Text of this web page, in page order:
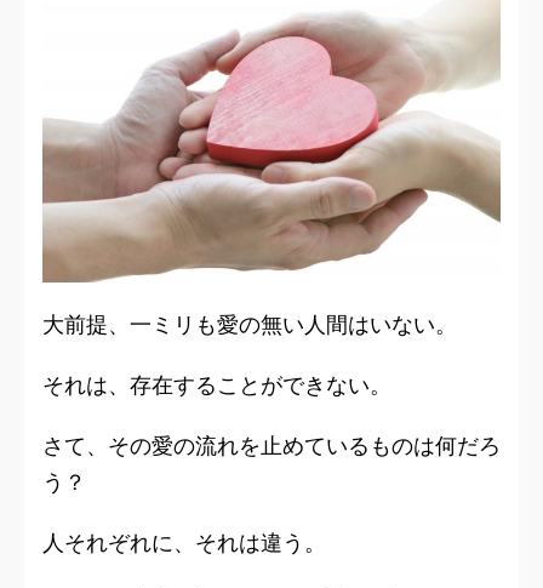
大前提、一ミリも愛の無い人間はいない。
それは、存在することができない。
さて、その愛の流れを止めているものは何だろ
う？
人それぞれに、それは違う。